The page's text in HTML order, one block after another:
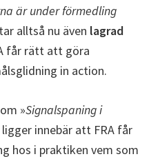
är under förmedling
alltså nu även lagrad
får rätt att göra
in action.
»Signalspaning i
innebär att FRA får
hos i praktiken vem som